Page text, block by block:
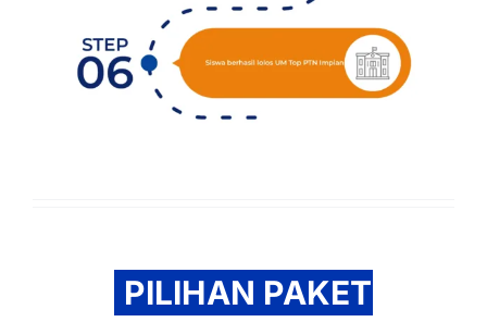
PILIHAN PAKET